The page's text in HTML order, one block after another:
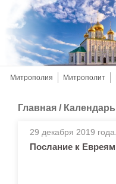
Митрополия Митрополит
Главная / Календарь
29 декабря 2019 года.
Послание к Евреям